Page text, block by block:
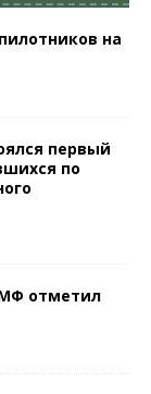
на
первый
по
отметил